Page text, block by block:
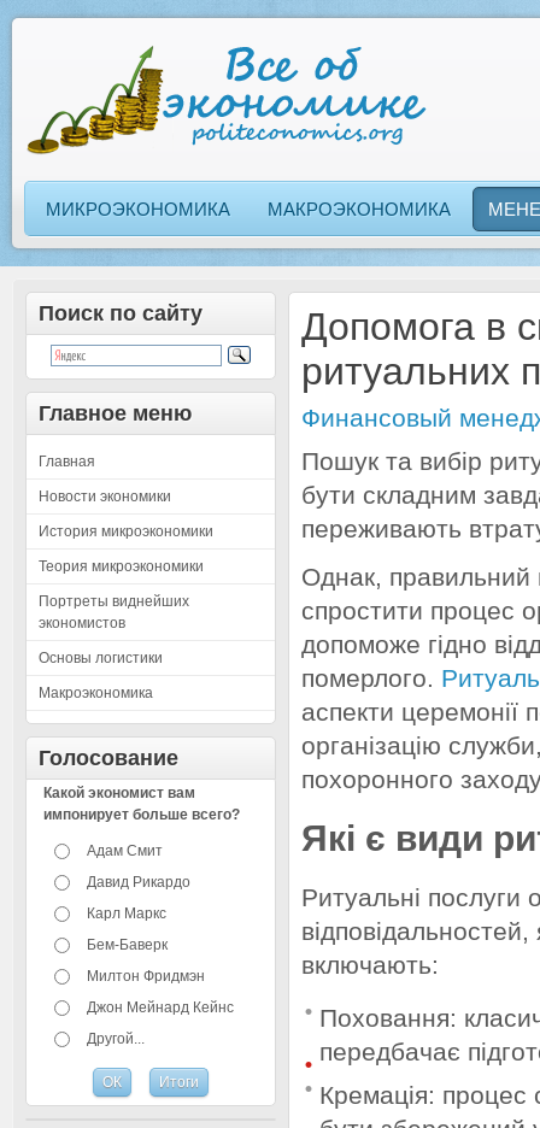
МИКРОЭКОНОМИКА МАКРОЭКОНОМИКА
Поиск по сайту
Главное меню
Главная
Новости экономики
История микроэкономики
Теория микроэкономики
Портреты виднейших
экономистов
Основы логистики
Макроэкономика
Голосование
Какой экономист вам
импонирует больше всего?
Адам Смит
Давид Рикардо
Карл Маркс
Бем-Баверк
Милтон Фридмэн
Джон Мейнард Кейнс
Другой...
Допомога в
ритуальних
Финансовый
Пошук та вибір
бути складним
переживають
Однак, правильний
спростити процес
допоможе гідно
померлого.
аспекти церемонії
організацію
похоронного
Які є види
Ритуальні
відповідальностей,
включають:
Поховання:
передбачає
Кремація: процес